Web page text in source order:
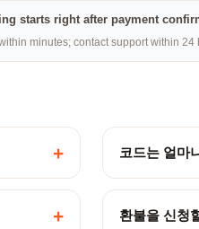
starts right after payment
minutes; contact support within 24
+ 코드는 얼마
+ 환불을 신청